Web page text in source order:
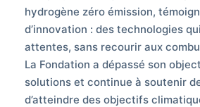
hydrogène zéro émission,
d’innovation : des technologies
attentes, sans recourir aux
La Fondation a dépassé son
solutions et continue à soutenir
d’atteindre des objectifs